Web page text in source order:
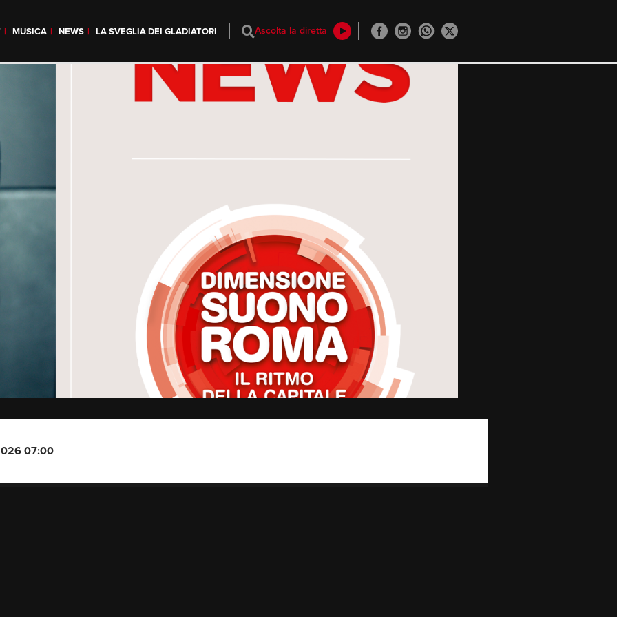
MUSICA NEWS LA SVEGLIA DEI GLADIATORI Ascolta la diretta
07:00